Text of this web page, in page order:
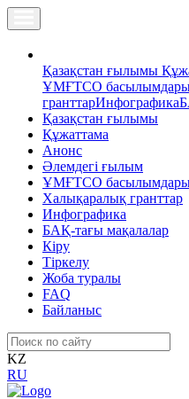
Қазақстан ғылымы
ҰМҒТСО
гранттарИнфографика
Қазақстан ғылымы
Құжаттама
Анонс
Әлемдегі ғылым
ҰМҒТСО
Халықаралық гранттар
Инфографика
БАҚ-тағы мақалалар
Кіру
Тіркелу
Жоба туралы
FAQ
Байланыс
KZ
RU